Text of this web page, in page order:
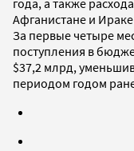
Афганистане и
За первые четыре
поступления в
$37,2 млрд,
периодом годом